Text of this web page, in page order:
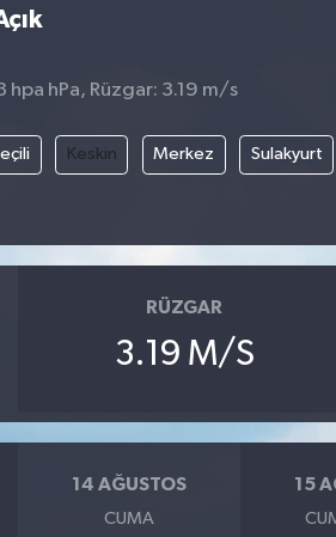
hpa hPa, Rüzgar: 3.19 m/s
Keskin Merkez Sulakyurt
RÜZGAR
3.19 M/S
14 AĞUSTOS
CUMA
15